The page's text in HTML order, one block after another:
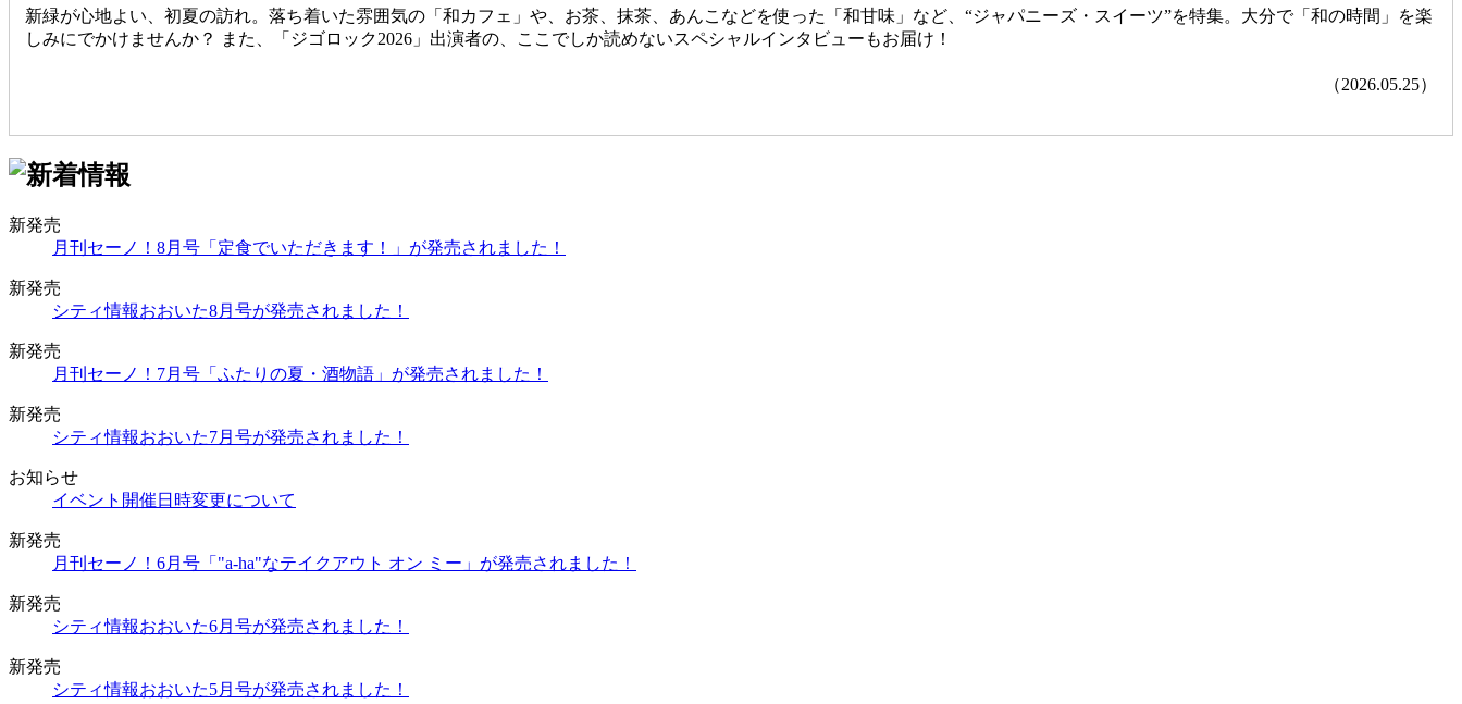
新緑が心地よい、初夏の訪れ。落ち着いた雰囲気の「和カフェ」や、お茶、抹茶、あんこなどを使った「和甘味」など、“ジャパニーズ・スイーツ”を特集。大分で「和の時間」を楽
しみにでかけませんか？ また、「ジゴロック2026」出演者の、ここでしか読めないスペシャルインタビューもお届け！
（2026.05.25）
新発売
月刊セーノ！8月号「定食でいただきます！」が発売されました！
新発売
シティ情報おおいた8月号が発売されました！
新発売
月刊セーノ！7月号「ふたりの夏・酒物語」が発売されました！
新発売
シティ情報おおいた7月号が発売されました！
お知らせ
イベント開催日時変更について
新発売
月刊セーノ！6月号「"a-ha"なテイクアウト オン ミー」が発売されました！
新発売
シティ情報おおいた6月号が発売されました！
新発売
シティ情報おおいた5月号が発売されました！